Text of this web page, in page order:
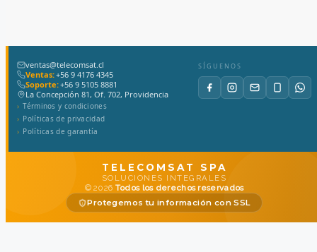
ventas@telecomsat.cl
Ventas:+56 9 4176 4345
Soporte:+56 9 5105 8881
La Concepción 81, Of. 702, Providencia
SÍGUENOS
Términos y condiciones
Políticas de privacidad
Políticas de garantía
TELECOMSAT SPA
SOLUCIONES INTEGRALES
© 2026 Todos los derechos reservados
Protegemos tu información con SSL